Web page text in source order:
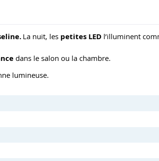
La nuit, les petites LED l’illuminent
dans le salon ou la chambre.
lumineuse.